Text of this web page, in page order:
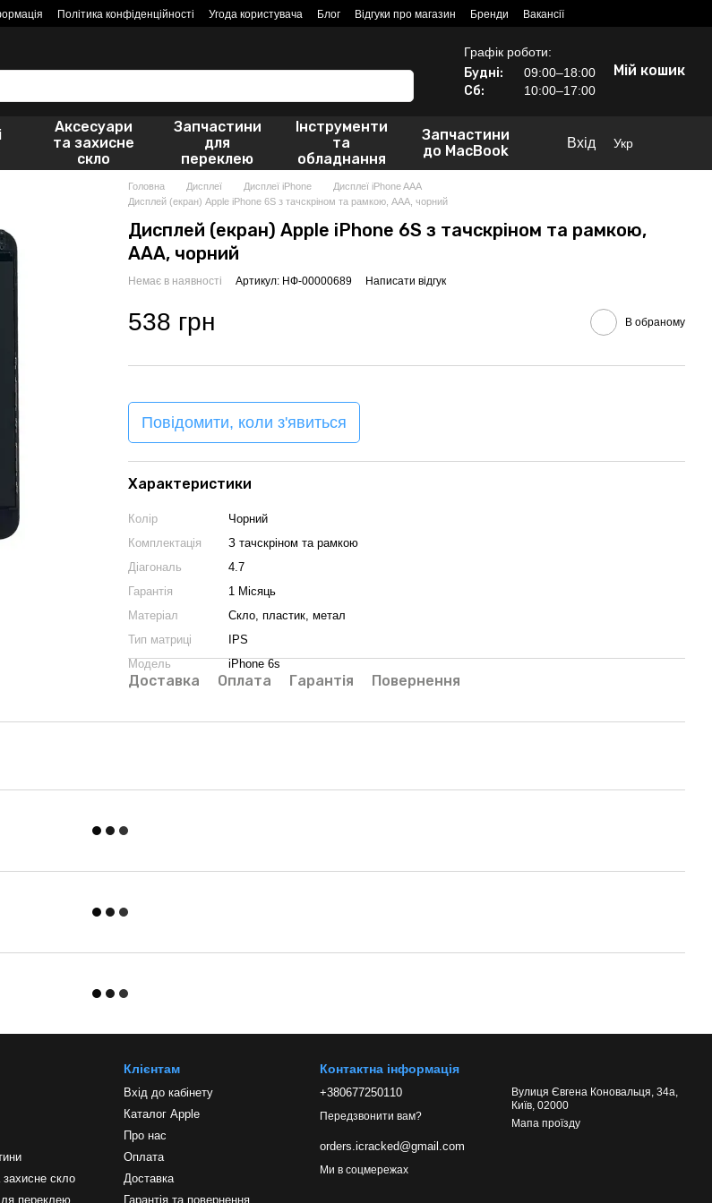
Політика конфіденційності Угода користувача Блог Відгуки про магазин Бренди Вакансії
Графік роботи:
Будні: 09:00–18:00
Сб: 10:00–17:00
Мій кошик
Аксесуари
та захисне
скло
Запчастини
для
переклею
Інструменти
та
обладнання
Запчастини
до MacBook
Вхід Укр
Головна Дисплеї Дисплеї iPhone
Дисплеї iPhone AAA
Дисплей (екран) Apple iPhone 6S з тачскріном та рамкою, AAA, чорний
Дисплей (екран) Apple iPhone 6S з тачскріном та рамкою,
AAA, чорний
Немає в наявності Артикул: НФ-00000689 Написати відгук
538 грн В обраному
Повідомити, коли з'явиться
Характеристики
Колір
Чорний
Комплектація
З тачскріном та рамкою
Діагональ
4.7
Гарантія
1 Місяць
Матеріал
Скло, пластик, метал
Тип матриці
IPS
Модель
iPhone 6s
Доставка Оплата Гарантія Повернення
скло
переклею
Клієнтам
Вхід до кабінету
Каталог Apple
Про нас
Оплата
Доставка
Гарантія та повернення
Контактна інформація
+380677250110
Передзвонити вам?
orders.icracked@gmail.com
Вулиця Євгена Коновальця, 34а,
Київ, 02000
Мапа проїзду
Ми в соцмережах